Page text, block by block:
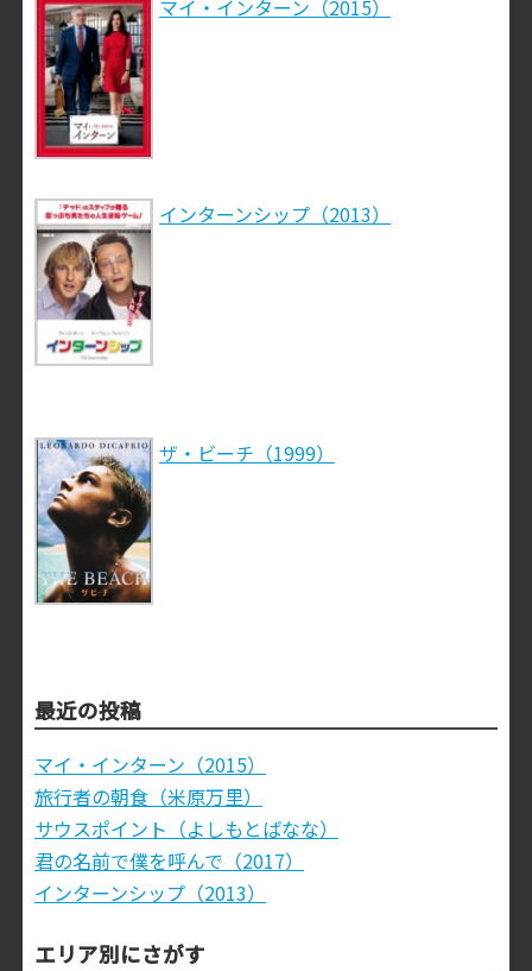
マイ・インターン（2015）
インターンシップ（2013）
ザ・ビーチ（1999）
最近の投稿
マイ・インターン（2015）
旅行者の朝食（米原万里）
サウスポイント（よしもとばなな）
君の名前で僕を呼んで（2017）
インターンシップ（2013）
エリア別にさがす